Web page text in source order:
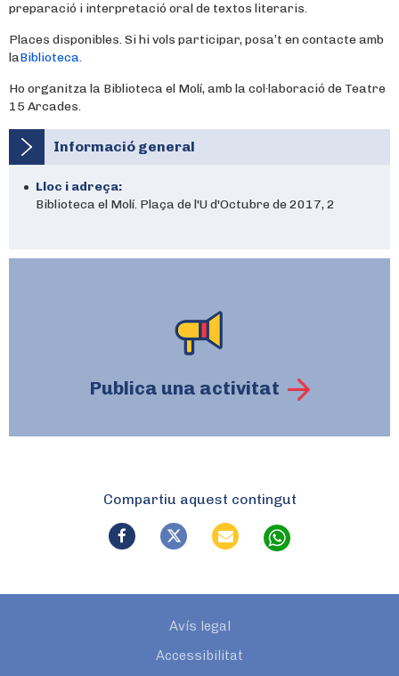
preparació i interpretació oral de textos literaris.
Places disponibles. Si hi vols participar, posa’t en contacte amb
laBiblioteca.
Ho organitza la Biblioteca el Molí, amb la col·laboració de Teatre
15 Arcades.
Informació general
Lloc i adreça:
Biblioteca el Molí. Plaça de l'U d'Octubre de 2017, 2
Publica una activitat
Compartiu aquest contingut
Avís legal
Accessibilitat